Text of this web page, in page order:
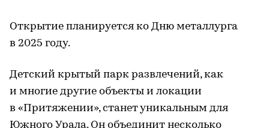
Открытие планируется ко Дню металлурга
в 2025 году.
Детский крытый парк развлечений, как
и многие другие объекты и локации
в «Притяжении», станет уникальным для
Южного Урала. Он объединит несколько